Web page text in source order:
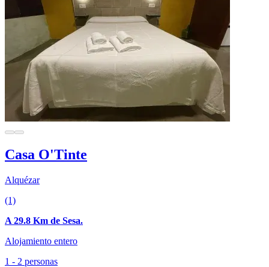
Casa O'Tinte
Alquézar
(1)
A 29.8 Km de Sesa.
Alojamiento entero
1 - 2 personas